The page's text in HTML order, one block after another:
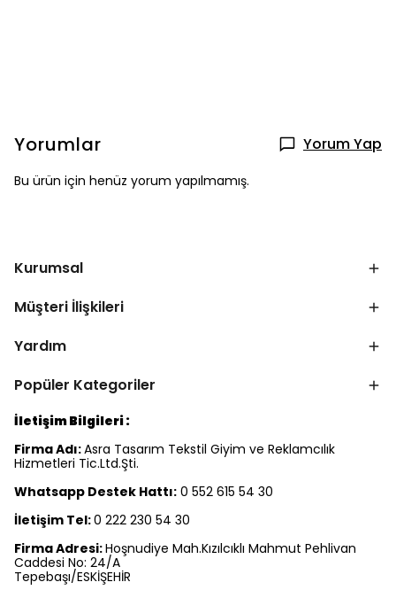
Yorumlar Yorum Yap
Bu ürün için henüz yorum yapılmamış.
Kurumsal
Müşteri İlişkileri
Yardım
Popüler Kategoriler
İletişim Bilgileri :
Firma Adı:Asra Tasarım Tekstil Giyim ve Reklamcılık
Hizmetleri Tic.Ltd.Şti.
Whatsapp Destek Hattı: 0 552 615 54 30
İletişim Tel:0 222 230 54 30
Firma Adresi:Hoşnudiye Mah.Kızılcıklı Mahmut Pehlivan
Caddesi No: 24/A
Tepebaşı/ESKİŞEHİR